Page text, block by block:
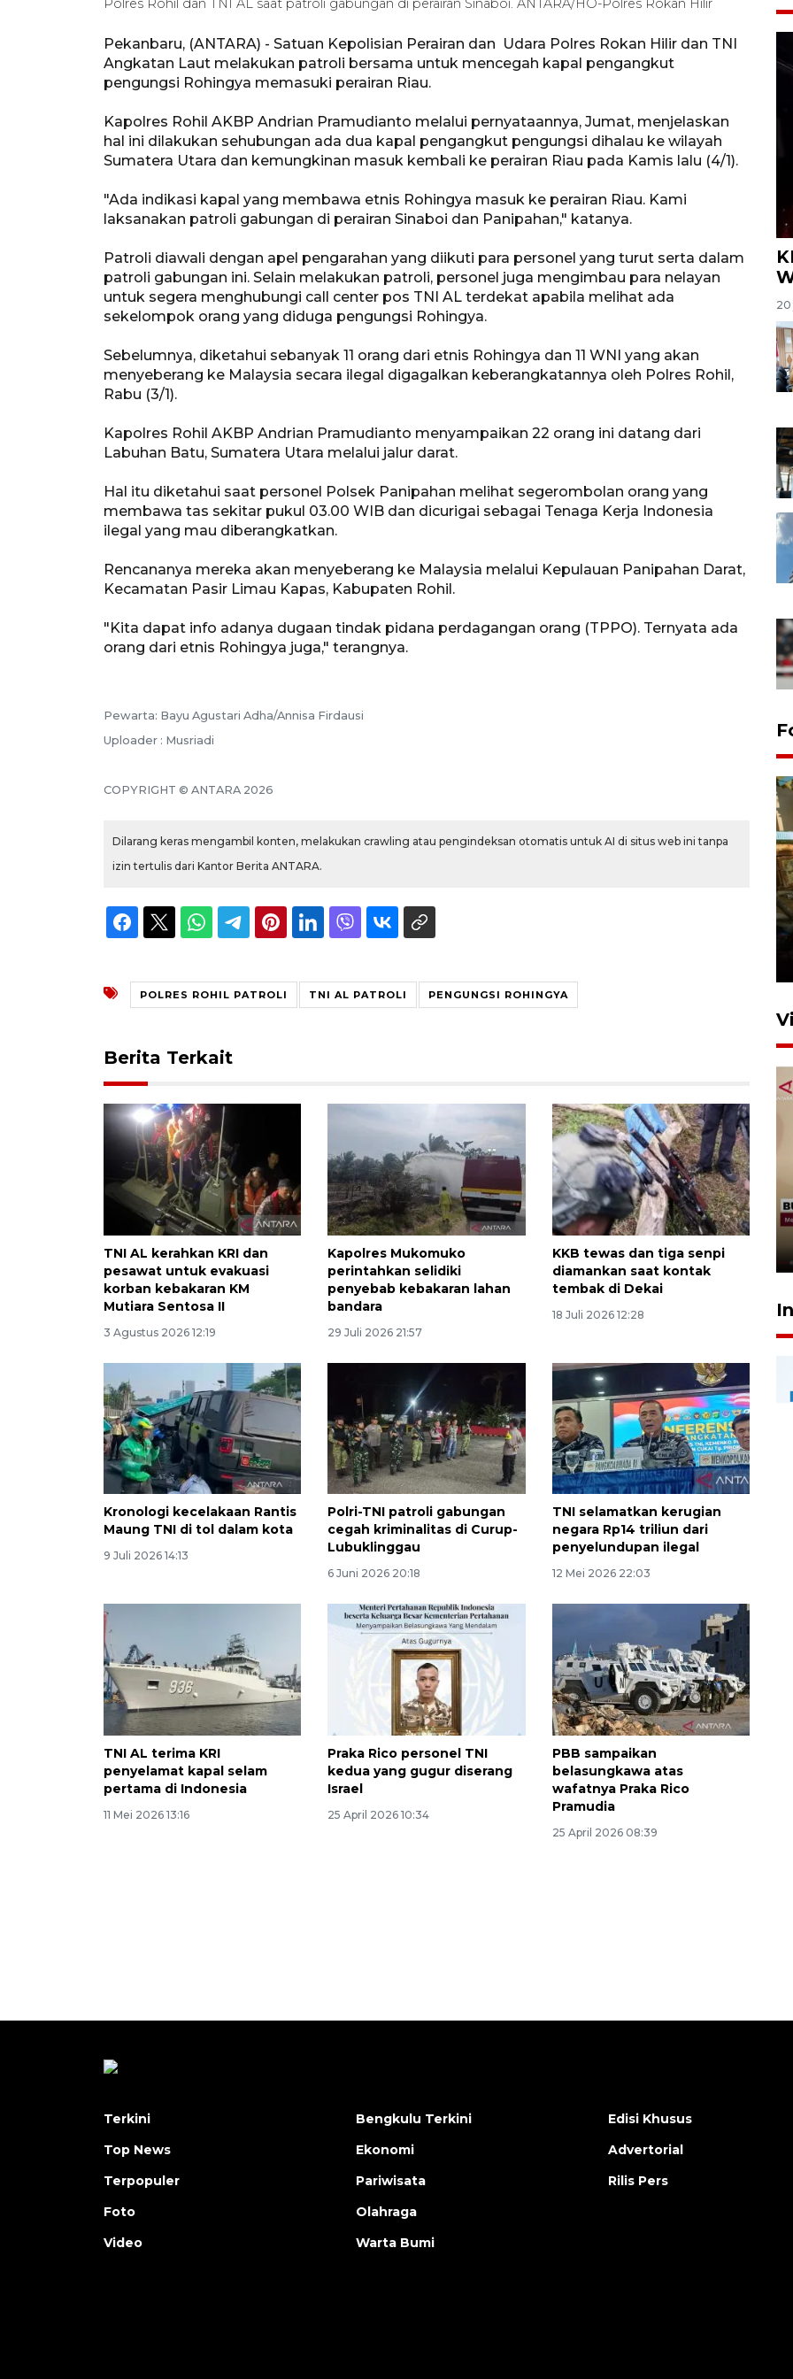
Polres Rohil dan TNI AL saat patroli gabungan di perairan Sinaboi. ANTARA/HO-Polres Rokan Hilir
Pekanbaru, (ANTARA) - Satuan Kepolisian Perairan dan Udara Polres Rokan Hilir dan TNI
Angkatan Laut melakukan patroli bersama untuk mencegah kapal pengangkut
pengungsi Rohingya memasuki perairan Riau.
Kapolres Rohil AKBP Andrian Pramudianto melalui pernyataannya, Jumat, menjelaskan
hal ini dilakukan sehubungan ada dua kapal pengangkut pengungsi dihalau ke wilayah
Sumatera Utara dan kemungkinan masuk kembali ke perairan Riau pada Kamis lalu (4/1).
"Ada indikasi kapal yang membawa etnis Rohingya masuk ke perairan Riau. Kami
laksanakan patroli gabungan di perairan Sinaboi dan Panipahan," katanya.
Patroli diawali dengan apel pengarahan yang diikuti para personel yang turut serta dalam
patroli gabungan ini. Selain melakukan patroli, personel juga mengimbau para nelayan
untuk segera menghubungi call center pos TNI AL terdekat apabila melihat ada
sekelompok orang yang diduga pengungsi Rohingya.
Sebelumnya, diketahui sebanyak 11 orang dari etnis Rohingya dan 11 WNI yang akan
menyeberang ke Malaysia secara ilegal digagalkan keberangkatannya oleh Polres Rohil,
Rabu (3/1).
Kapolres Rohil AKBP Andrian Pramudianto menyampaikan 22 orang ini datang dari
Labuhan Batu, Sumatera Utara melalui jalur darat.
Hal itu diketahui saat personel Polsek Panipahan melihat segerombolan orang yang
membawa tas sekitar pukul 03.00 WIB dan dicurigai sebagai Tenaga Kerja Indonesia
ilegal yang mau diberangkatkan.
Rencananya mereka akan menyeberang ke Malaysia melalui Kepulauan Panipahan Darat,
Kecamatan Pasir Limau Kapas, Kabupaten Rohil.
"Kita dapat info adanya dugaan tindak pidana perdagangan orang (TPPO). Ternyata ada
orang dari etnis Rohingya juga," terangnya.
Pewarta: Bayu Agustari Adha/Annisa Firdausi
Uploader : Musriadi
COPYRIGHT © ANTARA 2026
Dilarang keras mengambil konten, melakukan crawling atau pengindeksan otomatis untuk AI di situs web ini tanpa
izin tertulis dari Kantor Berita ANTARA.
POLRES ROHIL PATROLI TNI AL PATROLI PENGUNGSI ROHINGYA
Berita Terkait
TNI AL kerahkan KRI dan
pesawat untuk evakuasi
korban kebakaran KM
Mutiara Sentosa II
3 Agustus 2026 12:19
Kapolres Mukomuko
perintahkan selidiki
penyebab kebakaran lahan
bandara
29 Juli 2026 21:57
KKB tewas dan tiga senpi
diamankan saat kontak
tembak di Dekai
18 Juli 2026 12:28
Kronologi kecelakaan Rantis
Maung TNI di tol dalam kota
9 Juli 2026 14:13
Polri-TNI patroli gabungan
cegah kriminalitas di Curup-
Lubuklinggau
6 Juni 2026 20:18
TNI selamatkan kerugian
negara Rp14 triliun dari
penyelundupan ilegal
12 Mei 2026 22:03
TNI AL terima KRI
penyelamat kapal selam
pertama di Indonesia
11 Mei 2026 13:16
Praka Rico personel TNI
kedua yang gugur diserang
Israel
25 April 2026 10:34
PBB sampaikan
belasungkawa atas
wafatnya Praka Rico
Pramudia
25 April 2026 08:39
20
KPK nyatakan analisis laporan
penolakan gratifikasi Menhut
rampung - VIDEO
17 Juli 2026 13:24
Terkini
Top News
Terpopuler
Foto
Video
Bengkulu Terkini
Ekonomi
Pariwisata
Olahraga
Warta Bumi
Edisi Khusus
Advertorial
Rilis Pers